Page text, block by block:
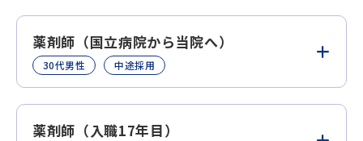
薬剤師（国立病院から当院へ）
30代男性 中途採⽤
薬剤師（入職17年目）